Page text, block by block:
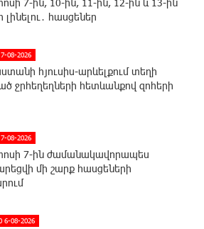
7-ին, 10-ին, 11-ին, 12-ին և 13-ին
լինելու․ հասցեներ
08-2026
հյուսիս-արևելքում տեղի
ջրհեղեղների հետևանքով զոհերի
08-2026
7-ին ժամանակավորապես
մի շարք հասցեների
6-08-2026